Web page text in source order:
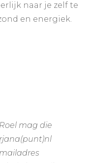
naar je zelf te
en energiek.
mag die